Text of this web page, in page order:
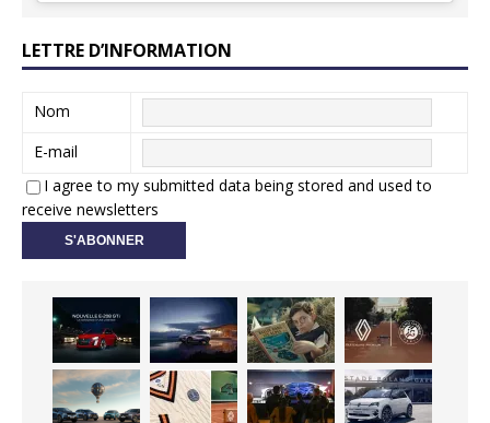
LETTRE D’INFORMATION
Nom
E-mail
I agree to my submitted data being stored and used to
receive newsletters